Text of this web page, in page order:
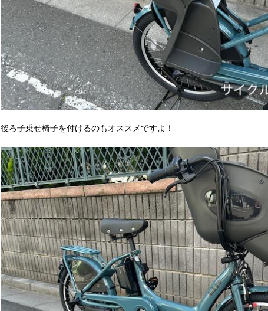
後ろ子乗せ椅子を付けるのもオススメですよ！